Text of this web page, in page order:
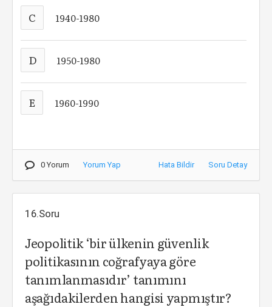
C 1940-1980
D 1950-1980
E 1960-1990
0 Yorum Yorum Yap Hata Bildir Soru Detay
16.Soru
Jeopolitik ‘bir ülkenin güvenlik
politikasının coğrafyaya göre
tanımlanmasıdır’ tanımını
aşağıdakilerden hangisi yapmıştır?